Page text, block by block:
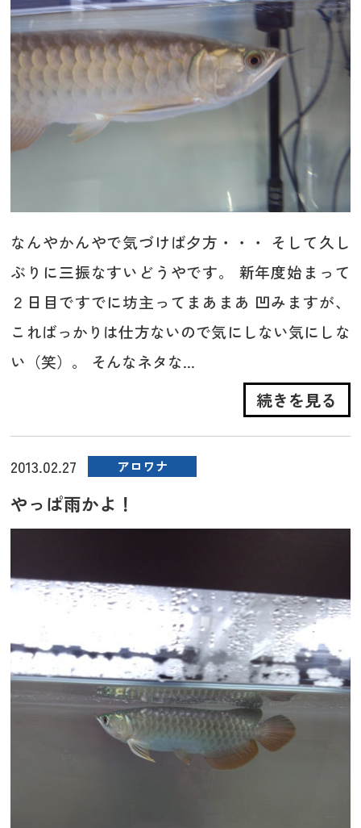
なんやかんやで気づけば夕方・・・ そして久し
ぶりに三振なすいどうやです。 新年度始まって
２日目ですでに坊主ってまあまあ 凹みますが、
こればっかりは仕方ないので気にしない気にしな
い（笑）。 そんなネタな...
続きを見る
2013.02.27 アロワナ
やっぱ雨かよ！